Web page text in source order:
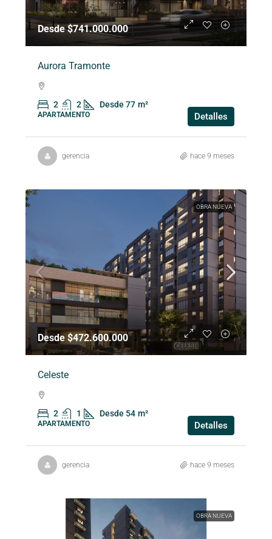
Desde $741.000.000
Aurora Tramonte
2 2 Desde 77 m²
APARTAMENTO Detalles
gerencia hace 9 meses
OBRA NUEVA
Desde $472.600.000
Celeste
2 1 Desde 54 m²
APARTAMENTO Detalles
gerencia hace 9 meses
OBRA NUEVA